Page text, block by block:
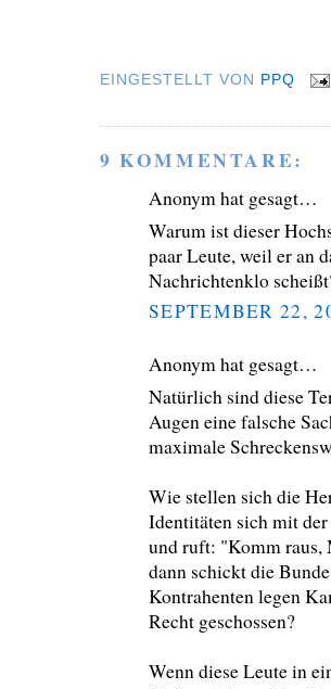
EINGESTELLT VON PPQ
9 KOMMENTARE:
Anonym hat gesagt…
Warum ist dieser
paar Leute, weil er an
Nachrichtenklo
SEPTEMBER 22,
Anonym hat gesagt…
Natürlich sind diese
Augen eine falsche
maximale
Wie stellen sich die
Identitäten sich mit
und ruft: "Komm
dann schickt die
Kontrahenten legen
Recht geschossen?
Wenn diese Leute in